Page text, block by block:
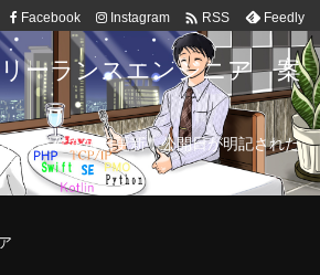
Facebook Instagram  RSS Feedly
ーランスエンジニア 案
け案件を毎日更新！公開日が明記された
す。